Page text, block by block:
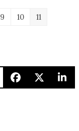
9 10 11